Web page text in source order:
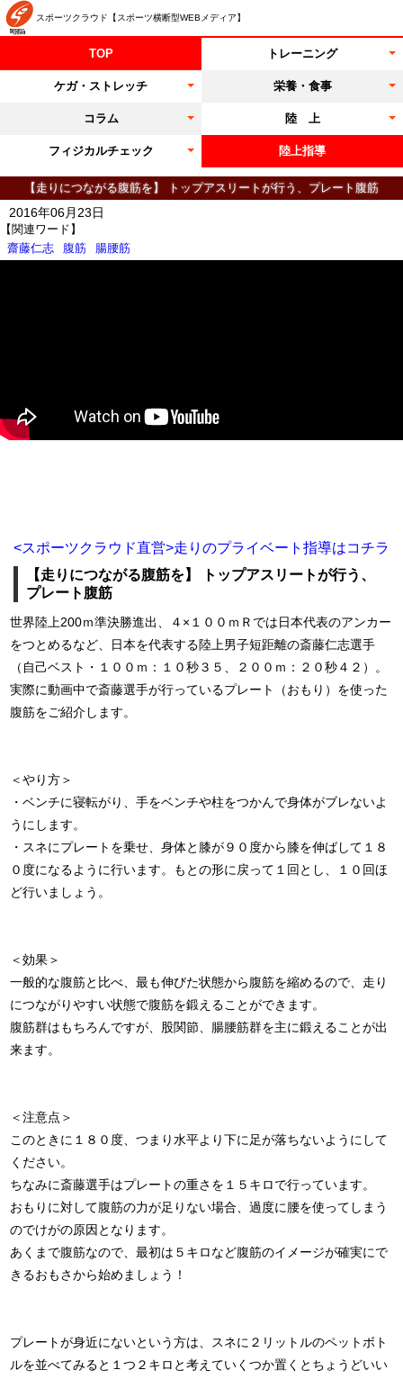
スポーツクラウド【スポーツ横断型WEBメディア】
TOP トレーニング
ケガ・ストレッチ 栄養・食事
コラム 陸 上
フィジカルチェック 陸上指導
【走りにつながる腹筋を】 トップアスリートが行う、プレート腹筋
【関連ワード】
齋藤仁志
腹筋 腸腰筋
2016年06月23日
<スポーツクラウド直営>走りのプライベート指導はコチラ
【走りにつながる腹筋を】 トップアスリートが行う、
プレート腹筋
世界陸上200ｍ準決勝進出、４×１００ｍＲでは日本代表のアンカー
をつとめるなど、日本を代表する陸上男子短距離の斎藤仁志選手
（自己ベスト・１００ｍ：１０秒３５、２００ｍ：２０秒４２）。
実際に動画中で斎藤選手が行っているプレート（おもり）を使った
腹筋をご紹介します。
＜やり方＞
・ベンチに寝転がり、手をベンチや柱をつかんで身体がブレないよ
うにします。
・スネにプレートを乗せ、身体と膝が９０度から膝を伸ばして１８
０度になるように行います。もとの形に戻って１回とし、１０回ほ
ど行いましょう。
＜効果＞
一般的な腹筋と比べ、最も伸びた状態から腹筋を縮めるので、走り
につながりやすい状態で腹筋を鍛えることができます。
腹筋群はもちろんですが、股関節、腸腰筋群を主に鍛えることが出
来ます。
＜注意点＞
このときに１８０度、つまり水平より下に足が落ちないようにして
ください。
ちなみに斎藤選手はプレートの重さを１５キロで行っています。
おもりに対して腹筋の力が足りない場合、過度に腰を使ってしまう
のでけがの原因となります。
あくまで腹筋なので、最初は５キロなど腹筋のイメージが確実にで
きるおもさから始めましょう！
プレートが身近にないという方は、スネに２リットルのペットボト
ルを並べてみると１つ２キロと考えていくつか置くとちょうどいい